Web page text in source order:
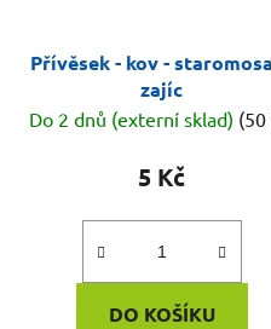
Přívěsek - kov -
zajíc
Do 2 dnů (externí sklad) (50
5 Kč
DO KOŠÍKU